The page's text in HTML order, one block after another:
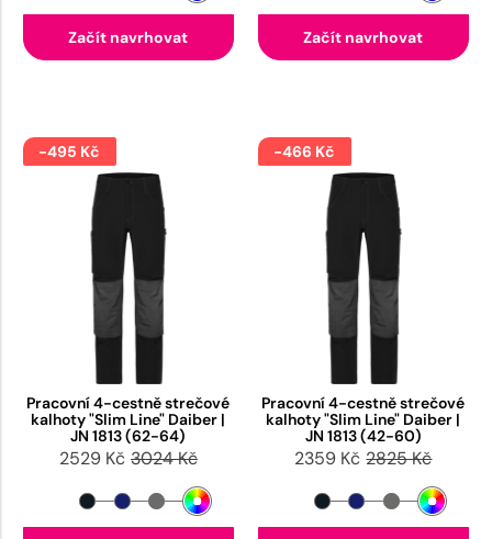
Začít navrhovat Začít navrhovat
-495 Kč
Pracovní 4-cestně strečové
kalhoty "Slim Line" Daiber |
JN 1813 (62-64)
2529 Kč 3024 Kč
-466 Kč
Pracovní 4-cestně strečové
kalhoty "Slim Line" Daiber |
JN 1813 (42-60)
2359 Kč 2825 Kč